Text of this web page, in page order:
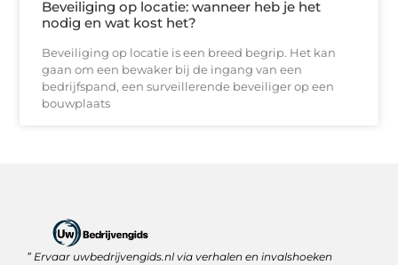
Beveiliging op locatie: wanneer heb je het
nodig en wat kost het?
Beveiliging op locatie is een breed begrip. Het kan
gaan om een bewaker bij de ingang van een
bedrijfspand, een surveillerende beveiliger op een
bouwplaats
” Ervaar uwbedrijvengids.nl via verhalen en invalshoeken